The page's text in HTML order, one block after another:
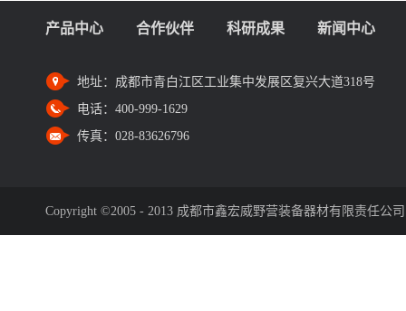
产品中心 合作伙伴 科研成果 新闻中心
地址： 成都市青白江区工业集中发展区复兴大道318号
电话： 400-999-1629
传真： 028-83626796
Copyright ©2005 - 2013 成都市鑫宏威野营装备器材有限责任公司